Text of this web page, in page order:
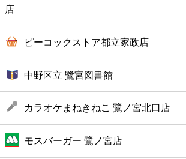
店
ピーコックストア都立家政店
中野区立 鷺宮図書館
カラオケまねきねこ 鷺ノ宮北口店
モスバーガー 鷺ノ宮店